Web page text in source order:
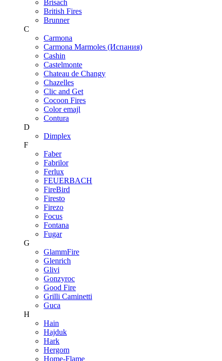
Brisach
British Fires
Brunner
C
Carmona
Carmona Marmoles (Испания)
Cashin
Castelmonte
Chateau de Changy
Chazelles
Clic and Get
Cocoon Fires
Color emajl
Contura
D
Dimplex
F
Faber
Fabrilor
Ferlux
FEUERBACH
FireBird
Firesto
Firezo
Focus
Fontana
Fugar
G
GlammFire
Glenrich
Glivi
Gonzyroc
Good Fire
Grilli Caminetti
Guca
H
Hain
Hajduk
Hark
Hergom
Home-Flame